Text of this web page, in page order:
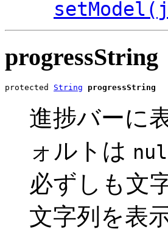
progressString
protected String progressString
進捗バーに
ォルトは
必ずしも文
文字列を表